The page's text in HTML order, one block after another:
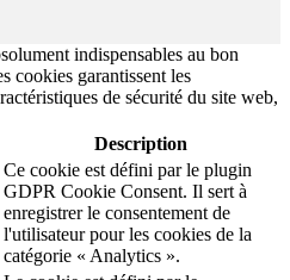
indispensables au bon
cookies garantissent les
de sécurité du site web,
Description
Ce cookie est défini par le plugin
GDPR Cookie Consent. Il sert à
enregistrer le consentement de
l'utilisateur pour les cookies de la
catégorie « Analytics ».